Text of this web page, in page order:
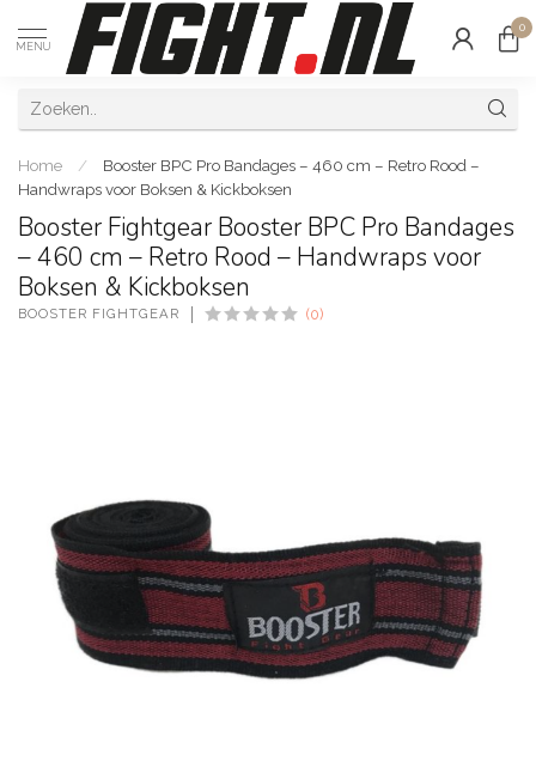
MENU
0
Home /
Booster BPC Pro Bandages – 460 cm – Retro Rood –
Handwraps voor Boksen & Kickboksen
Booster Fightgear Booster BPC Pro Bandages
– 460 cm – Retro Rood – Handwraps voor
Boksen & Kickboksen
BOOSTER FIGHTGEAR (0)